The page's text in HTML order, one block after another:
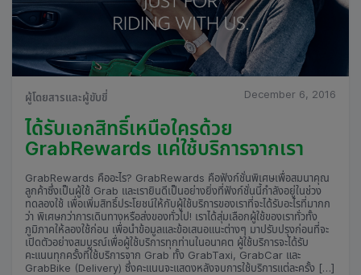
ผู้โดยสารและผู้ขับขี่ December 6, 2016
ได้รับเอกสิทธิ์เหนือใครด้วย
GrabRewards แค่ใช้บริการจากเรา
GrabRewards คืออะไร? GrabRewards คือฟังก์ชั่นพิเศษเพื่อสมนาคุณ
ลูกค้าซึ่งเป็นผู้ใช้ Grab และเรายินดีเป็นอย่างยิ่งที่ฟังก์ชั่นนี้กำลังอยู่ในช่วง
ทดลองใช้ เพื่อเพิ่มสิทธิ์ประโยชน์ให้กับผู้ใช้บริการของเราที่จะได้รับอะไรที่มากก
ว่า พิเศษกว่าการเดินทางหรือส่งของทั่วไป! เราได้สุ่มเลือกผู้ใช้ของเราทั่วทั้ง
ภูมิภาคให้ลองใช้ก่อน เพื่อนำข้อมูลและข้อเสนอแนะต่างๆ มาปรับปรุงก่อนที่จะ
เปิดตัวอย่างสมบูรณ์เพื่อผู้ใช้บริการทุกท่านในอนาคต ผู้ใช้บริการจะได้รับ
คะแนนทุกครั้งที่ใช้บริการจาก Grab ทั้ง GrabTaxi, GrabCar และ
GrabBike (Delivery) ซึ่งคะแนนจะแสดงหลังจบการใช้บริการแต่ละครั้ง […]